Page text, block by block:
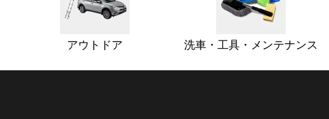
アウトドア 洗車・工具・メンテナンス